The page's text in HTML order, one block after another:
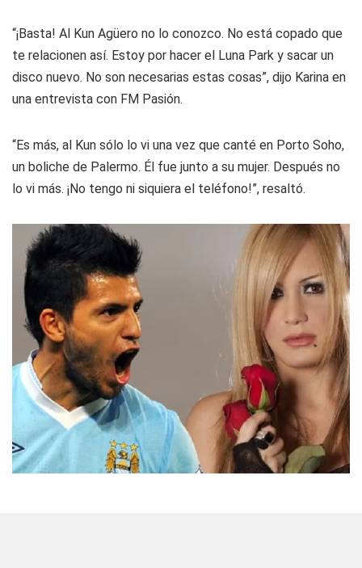
“¡Basta! Al Kun Agüero no lo conozco. No está copado que
te relacionen así. Estoy por hacer el Luna Park y sacar un
disco nuevo. No son necesarias estas cosas”, dijo Karina en
una entrevista con FM Pasión.
“Es más, al Kun sólo lo vi una vez que canté en Porto Soho,
un boliche de Palermo. Él fue junto a su mujer. Después no
lo vi más. ¡No tengo ni siquiera el teléfono!”, resaltó.